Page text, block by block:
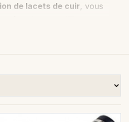
de lacets de cuir, vous
du
cuir plus grandes.
de bandes de cuir pour les
de cuir, Créa-Cuir vous
lanières, en bois ou
sont dotés d'un réglage